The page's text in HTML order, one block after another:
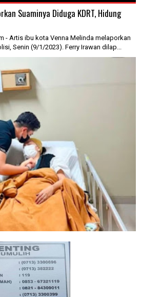
Suaminya Diduga KDRT, Hidung
- Artis ibu kota Venna Melinda melaporkan
Senin (9/1/2023). Ferry Irawan dilap...